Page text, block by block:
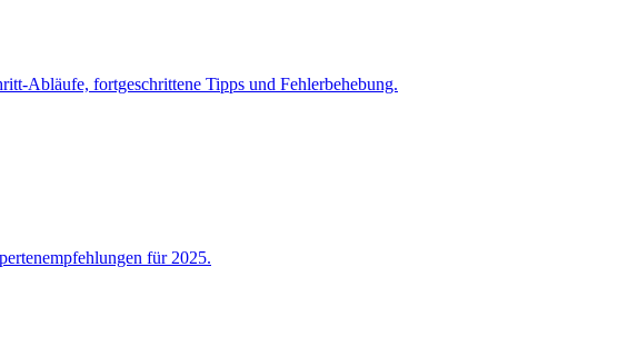
Abläufe, fortgeschrittene Tipps und Fehlerbehebung.
für 2025.